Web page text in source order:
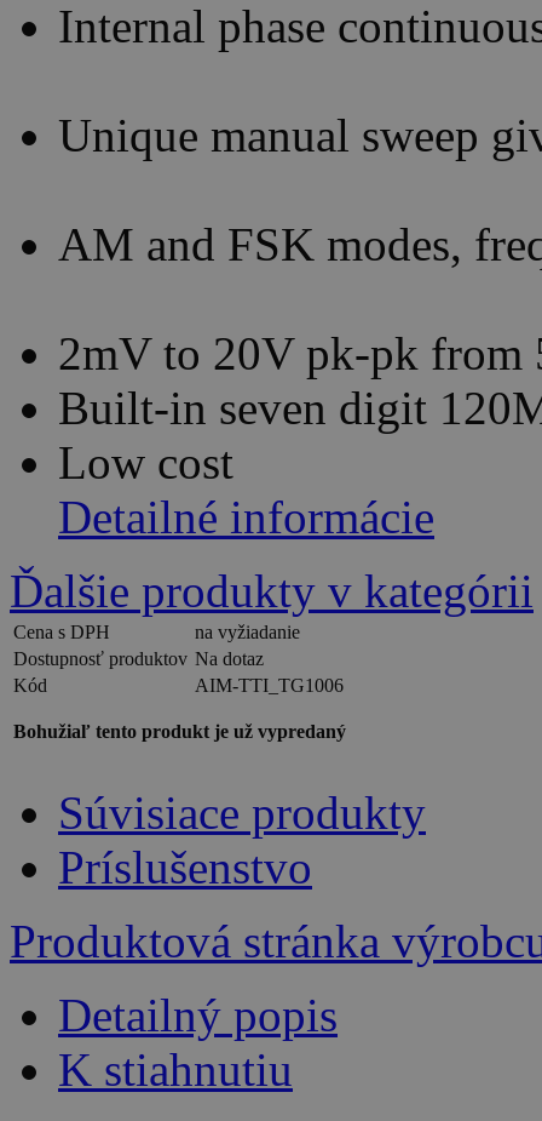
Internal phase
Unique manual sweep
AM and FSK modes,
2mV to 20V pk-pk from
Built-in seven digit
Low cost
Detailné informácie
Ďalšie produkty v kategórii
Cena s DPH
na vyžiadanie
Dostupnosť produktov Na dotaz
Kód
AIM-TTI_TG1006
Bohužiaľ tento produkt je už vypredaný
Súvisiace produkty
Príslušenstvo
Produktová stránka
Detailný popis
K stiahnutiu